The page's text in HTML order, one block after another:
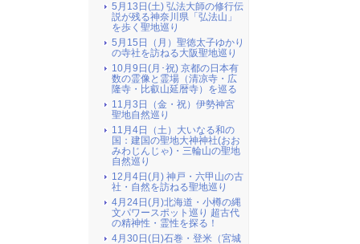
5月13日(土) 弘法大師の修行伝
説が残る神奈川県「弘法山」
を歩く聖地巡り
5月15日（月）聖徳太子ゆかり
の寺社を訪ねる大阪聖地巡り
10月9日(月･祝) 京都の日本有
数の霊像と霊場（清凉寺・広
隆寺・比叡山延暦寺）を巡る
11月3日（金・祝）伊勢神宮
聖地自然巡り
11月4日（土）大いなる和の
国：建国の聖地大神神社(おお
みわじんじゃ)・三輪山の聖地
自然巡り
12月4日(月) 神戸・六甲山の古
社・自然を訪ねる聖地巡り
4月24日(月)北海道・小樽の縄
文パワースポット巡り 超古代
の精神性・霊性を探る！
4月30日(日)石巻・登米（宮城